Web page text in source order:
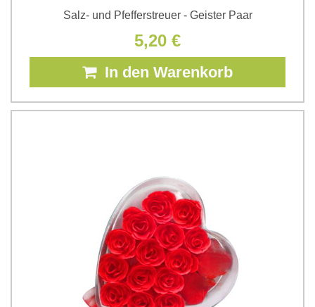
Salz- und Pfefferstreuer - Geister Paar
5,20 €
In den Warenkorb